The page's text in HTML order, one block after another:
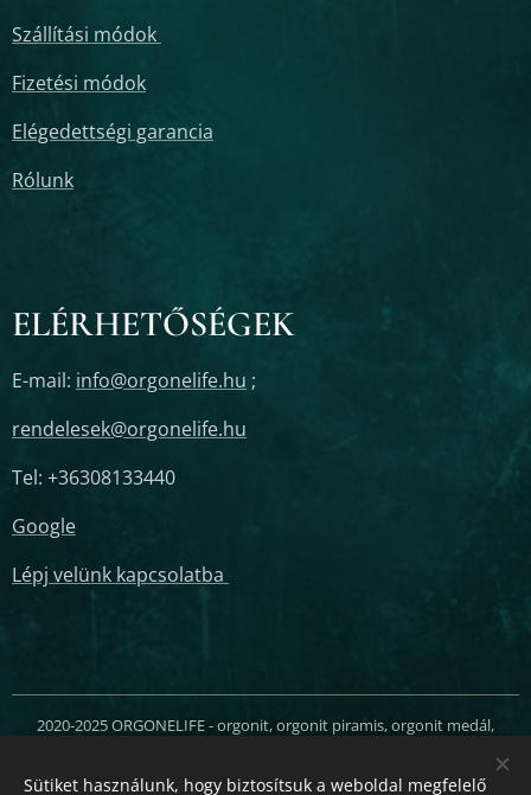
Szállítási módok
Fizetési módok
Elégedettségi garancia
Rólunk
ELÉRHETŐSÉGEK
E-mail: info@orgonelife.hu ;
rendelesek@orgonelife.hu
Tel: +36308133440
Google
Lépj velünk kapcsolatba
2020-2025 ORGONELIFE - orgonit, orgonit piramis, orgonit medál,
orgonit torony, orgonit tower buster, orgonit kristálytorony, orgonit
védelem mobiltelefonra és tabletre, orgonit rézláb piramis, orgonit
Sütiket használunk, hogy biztosítsuk a weboldal megfelelő